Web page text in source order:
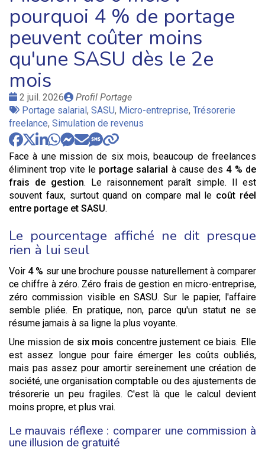
pourquoi 4 % de portage
peuvent coûter moins
qu'une SASU dès le 2e
mois
Date
:
2 juil. 2026
Publié
par
Profil Portage
Tags
:
Portage salarial, SASU, Micro-entreprise, Trésorerie
freelance, Simulation de revenus
Face à une mission de six mois, beaucoup de freelances
éliminent trop vite le portage salarial à cause des 4 % de
frais de gestion. Le raisonnement paraît simple. Il est
souvent faux, surtout quand on compare mal le coût réel
entre portage et SASU.
Le pourcentage affiché ne dit presque
rien à lui seul
Voir 4 % sur une brochure pousse naturellement à comparer
ce chiffre à zéro. Zéro frais de gestion en micro-entreprise,
zéro commission visible en SASU. Sur le papier, l'affaire
semble pliée. En pratique, non, parce qu'un statut ne se
résume jamais à sa ligne la plus voyante.
Une mission de six mois concentre justement ce biais. Elle
est assez longue pour faire émerger les coûts oubliés,
mais pas assez pour amortir sereinement une création de
société, une organisation comptable ou des ajustements de
trésorerie un peu fragiles. C'est là que le calcul devient
moins propre, et plus vrai.
Le mauvais réflexe : comparer une commission à
une illusion de gratuité